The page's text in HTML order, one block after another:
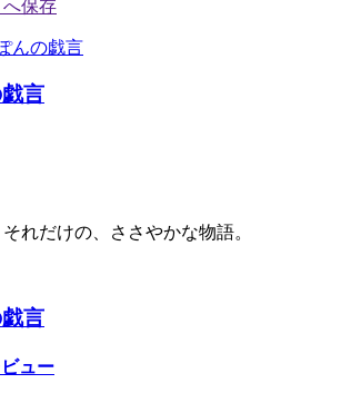
言
れだけの、ささやかな物語。
言
ュー